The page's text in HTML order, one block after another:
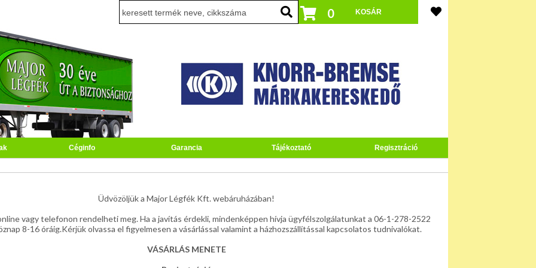
0
Céginfo Garancia Tájékoztató Regisztráció
Üdvözöljük a Major Légfék Kft. webáruházában!
vagy telefonon rendelheti meg. Ha a javítás érdekli, mindenképpen hívja ügyfélszolgálatunkat a 06-1-278-2522
8-16 óráig.Kérjük olvassa el figyelmesen a vásárlással valamint a házhozszállítással kapcsolatos tudnivalókat.
VÁSÁRLÁS MENETE